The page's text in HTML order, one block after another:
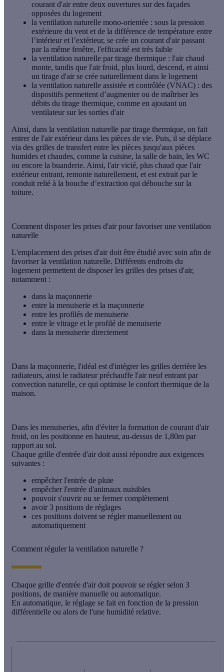
courant d'air entre deux ouvertures sur des façades
opposées du logement
la ventilation naturelle mono-orientée : sous la pression
extérieure du vent et de la différence de température entre
l’intérieur et l’extérieur, se crée un courant d'air passant
par la même fenêtre, l'efficacité est très faible
la ventilation naturelle par tirage thermique : l'air chaud
monte, tandis que l'air froid, plus lourd, descend, et ainsi
un tirage d'air se crée naturellement dans le logement
la ventilation naturelle assistée et contrôlée (VNAC) : des
dispositifs permettent d’augmenter ou de maîtriser les
débits du tirage thermique, comme en ajoutant un
ventilateur sur les sorties d'air
Ainsi, dans la ventilation naturelle par tirage thermique, on fait
entrer de l'air extérieur dans les pièces de vie. Puis, il se déplace
via des grilles de transfert entre les pièces jusqu'aux pièces
humides et chaudes, comme la cuisine, la salle de bain, les WC
ou encore la buanderie. Ainsi, l'air vicié, plus chaud que l'air
extérieur entrant, remonte naturellement, et est extrait par le
conduit relié à la bouche d’extraction qui débouche sur la
toiture.
Comment disposer les prises d'air pour favoriser une ventilation
naturelle
L'emplacement des prises d'air doit être étudié avec soin afin de
favoriser la ventilation naturelle. Différents endroits du
logement permettent de disposer les grilles des prises d'air,
notamment :
dans la maçonnerie
entre la menuiserie et la maçonnerie
entre les profilés de menuiserie
entre le vitrage et le profilé de menuiserie
dans la menuiserie directement
Dans la maçonnerie, l'idéal est d'intégrer les grilles derrière les
radiateurs, ainsi le radiateur préchauffe l'air neuf entrant par
convection naturelle, ce qui optimise le confort thermique de la
maison.
Dans les menuiseries, afin d'éviter la formation de courant d'air
froid, on les positionne en hauteur, au-dessus de 1,80m par
rapport au sol.
Chaque grille d'entrée d'air doit aussi répondre aux exigences
suivantes :
empêcher l'entrée de pluie
empêcher l'entrée d'animaux nuisibles
pouvoir s'ouvrir ou se fermer complètement
avoir 3 positions de réglages
ces positions doivent se régler manuellement ou
automatiquement
Comment réguler la ventilation naturelle ?
Chaque grille d'entrée d'air doit pouvoir se régler selon 3
positions, de manière manuelle ou automatique.
En automatique, le réglage se fait en fonction de la pression
différentielle ou alors de l'une humidité relative.